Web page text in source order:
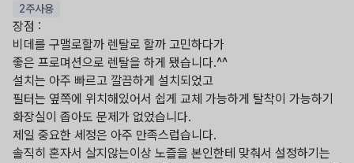
2주사용
장점 :
비데를 구맬로할까 렌탈로 할까 고민하다가
좋은 프로며션으로 렌탈을 하게 됐습니다.^^
설치는 아주 빠르고 깔끔하게 설치되었고
필터는 옆쪽에 위치해있어서 쉽게 교체 가능하게 탈착이 가능하기
화장실이 좁아도 문제가 없었습니다.
제일 중요한 세정은 아주 만족스럽습니다.
솔직히 혼자서 살지않는이상 노즐을 본인한테 맞춰서 설정하기는